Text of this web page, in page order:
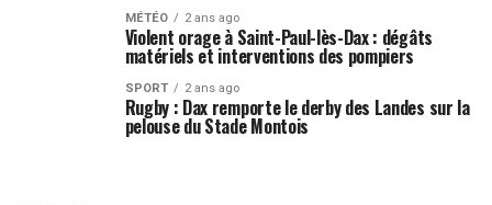
MÉTÉO 2 ans ago
Violent orage à Saint-Paul-lès-Dax : dégâts
matériels et interventions des pompiers
SPORT 2 ans ago
Rugby : Dax remporte le derby des Landes sur la
pelouse du Stade Montois